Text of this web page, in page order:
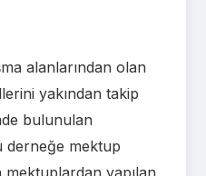
alanlarından olan
yakından takip
bulunulan
derneğe mektup